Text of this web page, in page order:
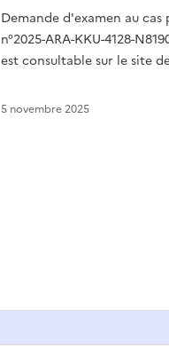
Demande d'examen au cas
n°2025-ARA-KKU-4128-
est consultable sur le site
5 novembre 2025